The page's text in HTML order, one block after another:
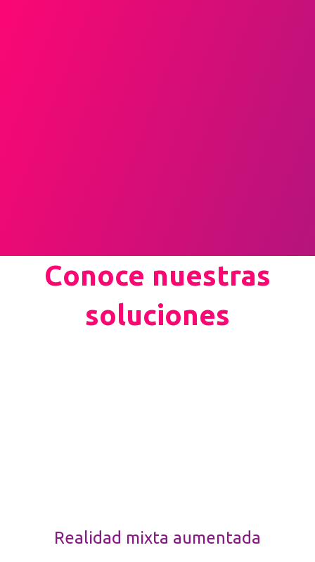
Conoce nuestras
soluciones
Realidad mixta aumentada